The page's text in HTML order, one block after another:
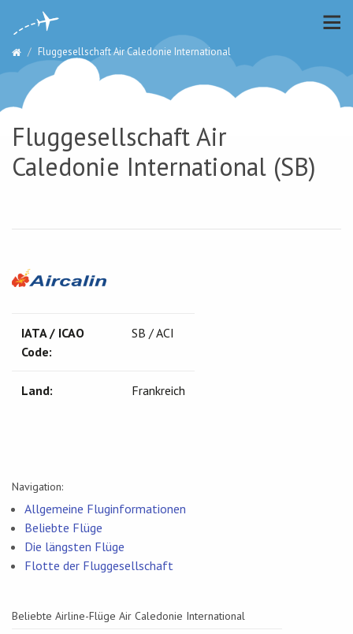
Fluggesellschaft Air Caledonie International
Fluggesellschaft Air
Caledonie International (SB)
IATA / ICAO
Code:
SB / ACI
Land: Frankreich
Navigation:
Allgemeine Fluginformationen
Beliebte Flüge
Die längsten Flüge
Flotte der Fluggesellschaft
Beliebte Airline-Flüge Air Caledonie International